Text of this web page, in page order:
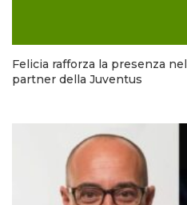
Felicia rafforza la presenza
partner della Juventus